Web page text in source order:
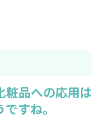
粧品への応用は
すね。